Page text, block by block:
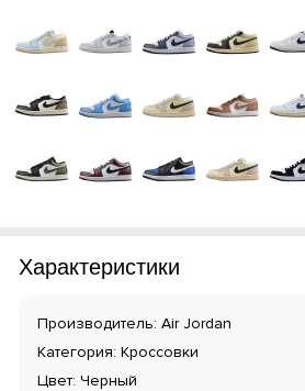
Характеристики
Производитель: Air Jordan
Категория: Кроссовки
Цвет: Черный